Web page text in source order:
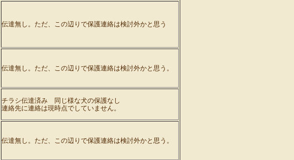
伝達無し。ただ、この辺りで保護連絡は検討外かと思う
伝達無し。ただ、この辺りで保護連絡は検討外かと思う。
チラシ伝達済み 同じ様な犬の保護なし
連絡先に連絡は現時点でしていません。
伝達無し。ただ、この辺りで保護連絡は検討外かと思う。